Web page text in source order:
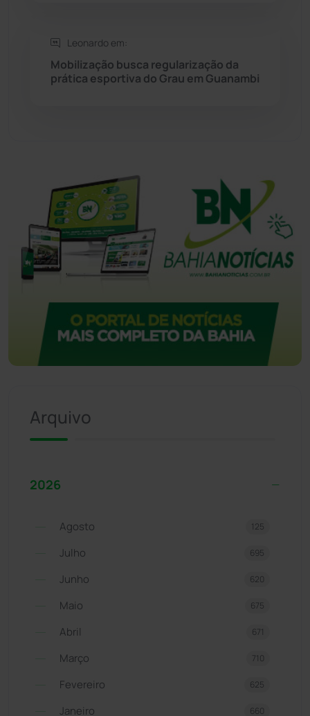
Tecnologia
Leonardo em:
Mobilização busca regularização da
prática esportiva do Grau em Guanambi
Arquivo
2026
Agosto 125
Julho 695
Junho 620
Maio 675
Abril 671
Março 710
Fevereiro 625
Janeiro 660